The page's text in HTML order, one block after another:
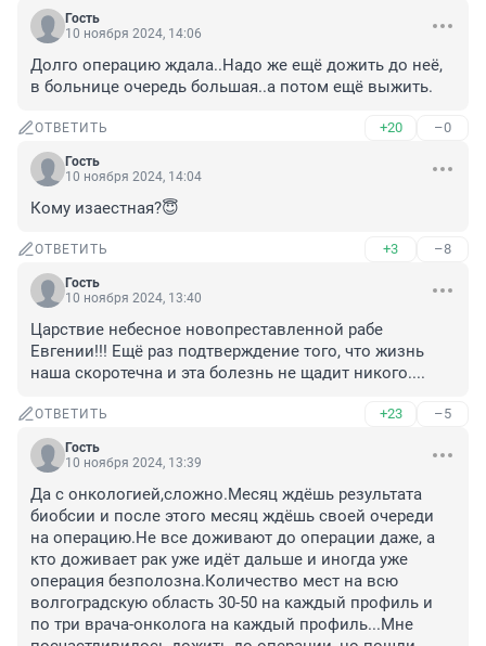
Гость
10 ноября 2024, 14:06
Долго операцию ждала..Надо же ещё дожить до неё,
в больнице очередь большая..а потом ещё выжить.
ОТВЕТИТЬ +20 –0
Гость
10 ноября 2024, 14:04
Кому изаестная?😇
ОТВЕТИТЬ +3 –8
Гость
10 ноября 2024, 13:40
Царствие небесное новопреставленной рабе
Евгении!!! Ещё раз подтверждение того, что жизнь
наша скоротечна и эта болезнь не щадит никого....
ОТВЕТИТЬ +23 –5
Гость
10 ноября 2024, 13:39
Да с онкологией,сложно.Месяц ждёшь результата
биобсии и после этого месяц ждёшь своей очереди
на операцию.Не все доживают до операции даже, а
кто доживает рак уже идёт дальше и иногда уже
операция безполозна.Количество мест на всю
волгоградскую область 30-50 на каждый профиль и
по три врача-онколога на каждый профиль...Мне